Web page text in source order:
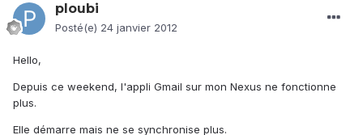
ploubi
Posté(e) 24 janvier 2012
Hello,
Depuis ce weekend, l'appli Gmail sur mon Nexus ne fonctionne
plus.
Elle démarre mais ne se synchronise plus.